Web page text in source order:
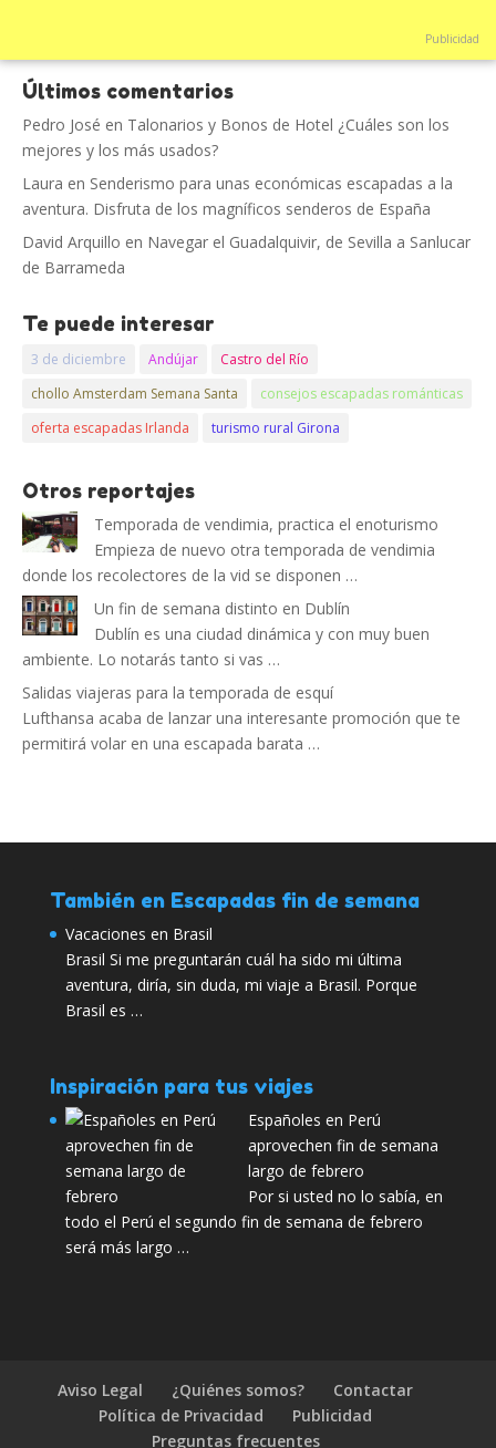
Publicidad
Últimos comentarios
Pedro José en Talonarios y Bonos de Hotel ¿Cuáles son los
mejores y los más usados?
Laura en Senderismo para unas económicas escapadas a la
aventura. Disfruta de los magníficos senderos de España
David Arquillo en Navegar el Guadalquivir, de Sevilla a Sanlucar
de Barrameda
Te puede interesar
3 de diciembre Andújar
Castro del Río
chollo Amsterdam Semana Santa
consejos escapadas románticas
oferta escapadas Irlanda
turismo rural Girona
Otros reportajes
Temporada de vendimia, practica el enoturismo
Empieza de nuevo otra temporada de vendimia
donde los recolectores de la vid se disponen …
Un fin de semana distinto en Dublín
Dublín es una ciudad dinámica y con muy buen
ambiente. Lo notarás tanto si vas …
Salidas viajeras para la temporada de esquí
Lufthansa acaba de lanzar una interesante promoción que te
permitirá volar en una escapada barata …
También en Escapadas fin de semana
Vacaciones en Brasil
Brasil Si me preguntarán cuál ha sido mi última
aventura, diría, sin duda, mi viaje a Brasil. Porque
Brasil es …
Inspiración para tus viajes
Españoles en Perú
aprovechen fin de semana
largo de febrero
Por si usted no lo sabía, en
todo el Perú el segundo fin de semana de febrero
será más largo …
Aviso Legal ¿Quiénes somos?
Contactar
Política de Privacidad
Publicidad
Preguntas frecuentes